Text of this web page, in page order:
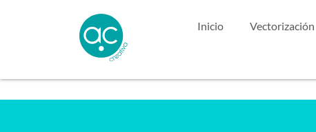
Inicio Vectorización